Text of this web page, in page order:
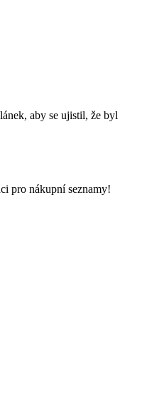
aby se ujistil, že byl
pro nákupní seznamy!